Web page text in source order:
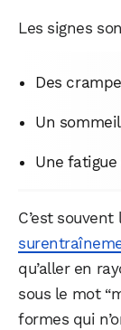
Les signes
Des
Un
Une
C’est
qu’aller en
sous le mot
formes qui